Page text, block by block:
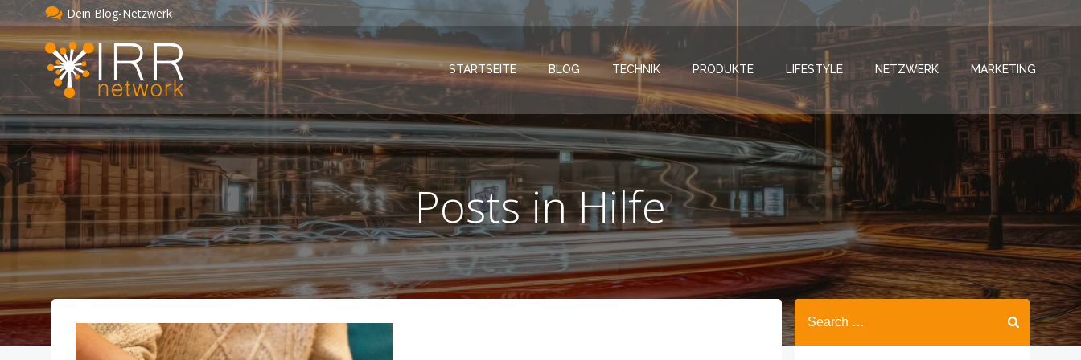
Zum
Inhalt
springen
Dein Blog-Netzwerk
STARTSEITE BLOG TECHNIK PRODUKTE LIFESTYLE NETZWERK MARKETING
Posts in Hilfe
Search
for: